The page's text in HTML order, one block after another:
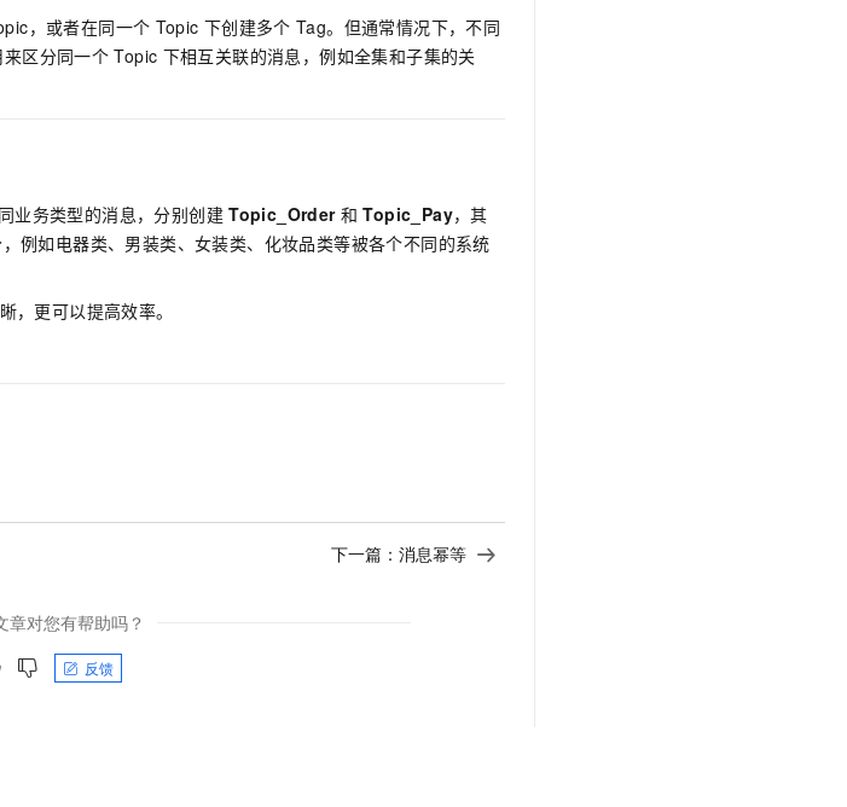
，或者在同一个 Topic 下创建多个 Tag。但通常情况下，不同
来区分同一个 Topic 下相互关联的消息，例如全集和子集的关
业务类型的消息，分别创建 Topic_Order 和 Topic_Pay，其
例如电器类、男装类、女装类、化妆品类等被各个不同的系统
，更可以提高效率。
下一篇： 消息幂等
章对您有帮助吗？
反馈